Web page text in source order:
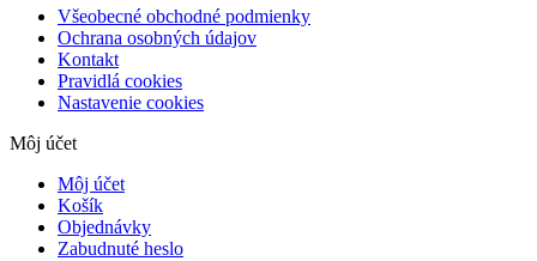
Všeobecné obchodné podmienky
Ochrana osobných údajov
Kontakt
Pravidlá cookies
Nastavenie cookies
Môj účet
Môj účet
Košík
Objednávky
Zabudnuté heslo